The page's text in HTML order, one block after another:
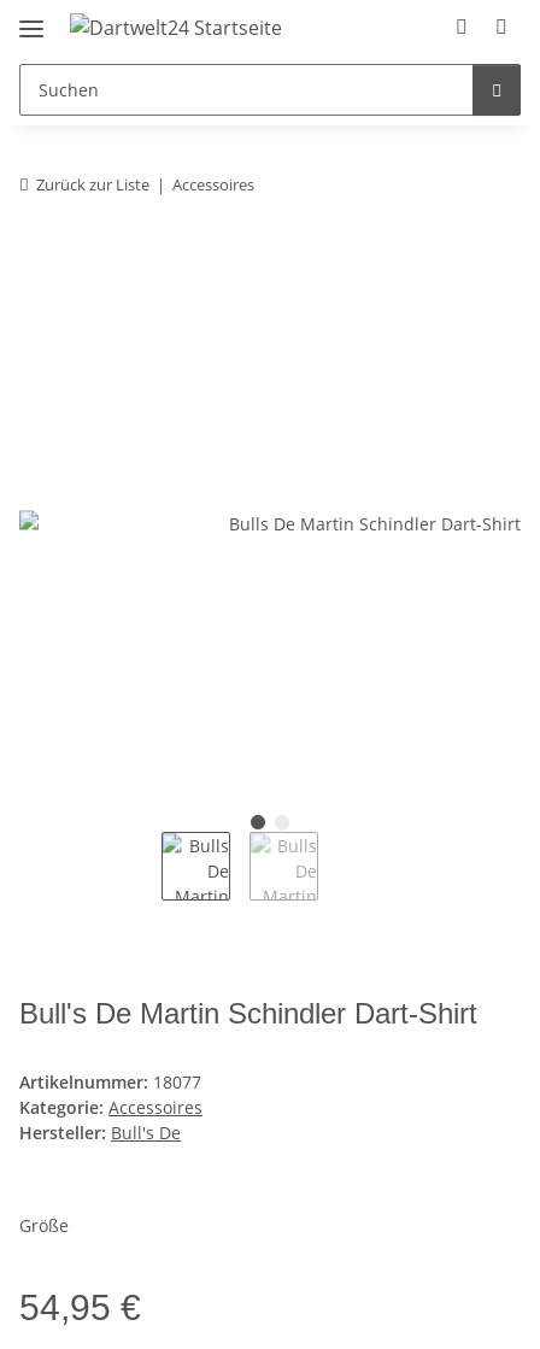
Zurück zur Liste Accessoires
Bull's De Martin Schindler Dart-Shirt
Artikelnummer: 18077
Kategorie: Accessoires
Hersteller: Bull's De
Größe
54,95 €